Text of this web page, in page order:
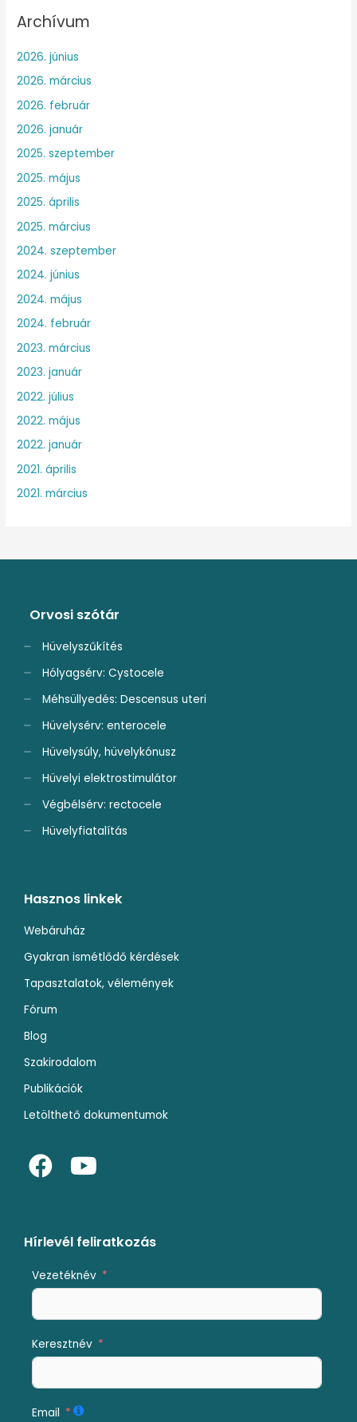
Archívum
2026. június
2026. március
2026. február
2026. január
2025. szeptember
2025. május
2025. április
2025. március
2024. szeptember
2024. június
2024. május
2024. február
2023. március
2023. január
2022. július
2022. május
2022. január
2021. április
2021. március
Hírlevél feliratkozás
Vezetéknév
Keresztnév
Email
Hasznos linkek
Webáruház
Gyakran ismétlődő kérdések
Tapasztalatok, vélemények
Fórum
Blog
Szakirodalom
Publikációk
Letölthető dokumentumok
F
a
b
o
o
k
Y
o
u
b
e
Orvosi szótár
Hüvelyszűkítés
Hólyagsérv: Cystocele
Méhsüllyedés: Descensus uteri
Hüvelysérv: enterocele
Hüvelysúly, hüvelykónusz
Hüvelyi elektrostimulátor
Végbélsérv: rectocele
Hüvelyfiatalítás